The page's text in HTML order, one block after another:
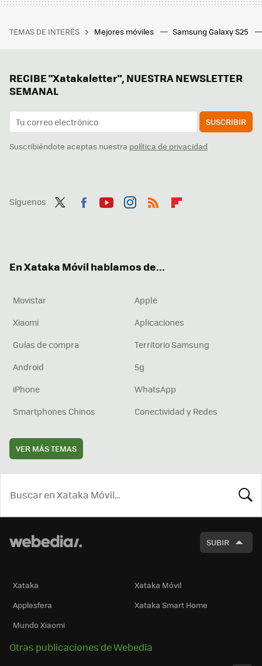
TEMAS DE INTERÉS Mejores móviles Samsung Galaxy S25
RECIBE "Xatakaletter", NUESTRA NEWSLETTER
SEMANAL
SUSCRIBIR
Suscribiéndote aceptas nuestra política de privacidad
Síguenos
En Xataka Móvil hablamos de...
Movistar
Apple
Xiaomi
Aplicaciones
Guías de compra
Territorio Samsung
Android
5g
iPhone
WhatsApp
Smartphones Chinos
Conectividad y Redes
VER MÁS TEMAS
SUBIR
Xataka
Xataka Móvil
Applesfera
Xataka Smart Home
Mundo Xiaomi
Otras publicaciones de Webedia